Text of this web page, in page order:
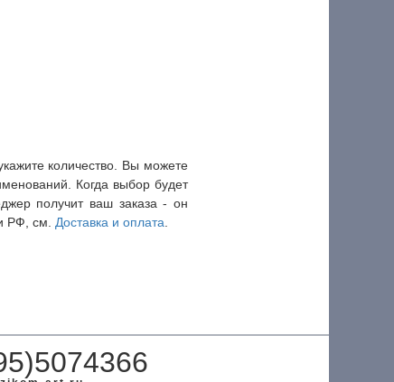
количество. Вы можете
Когда выбор будет
получит ваш заказа - он
РФ, см. Доставка и оплата